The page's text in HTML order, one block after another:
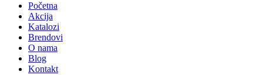
Početna
Akcija
Katalozi
Brendovi
O nama
Blog
Kontakt